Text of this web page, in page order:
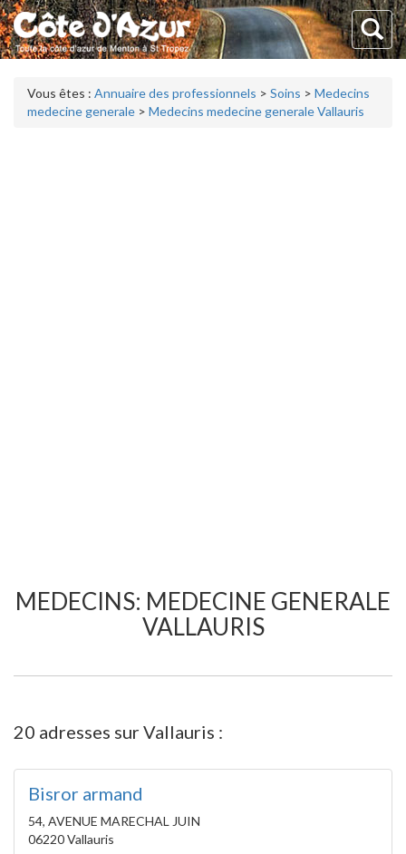
Vous êtes : Annuaire des professionnels > Soins > Medecins
medecine generale > Medecins medecine generale Vallauris
MEDECINS: MEDECINE GENERALE
VALLAURIS
20 adresses sur Vallauris :
Bisror armand
54, AVENUE MARECHAL JUIN
06220 Vallauris